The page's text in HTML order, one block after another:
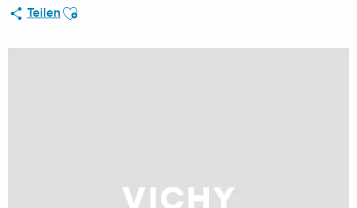
Teilen Ajouter aux favoris